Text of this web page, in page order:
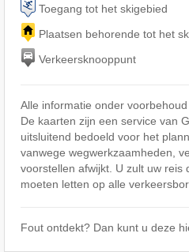
Toegang tot het skigebied
Plaatsen behorende tot het
Verkeersknooppunt
Alle informatie onder voorbehoud
De kaarten zijn een service van
uitsluitend bedoeld voor het
vanwege wegwerkzaamheden,
voorstellen afwijkt. U zult uw
moeten letten op alle
Fout ontdekt? Dan kunt u deze